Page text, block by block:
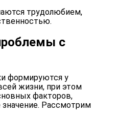
трудолюбием,
с
формируются у
жизни, при этом
факторов,
Рассмотрим